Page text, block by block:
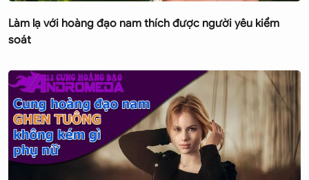
Làm lạ với hoàng đạo nam thích được người yêu kiểm
soát